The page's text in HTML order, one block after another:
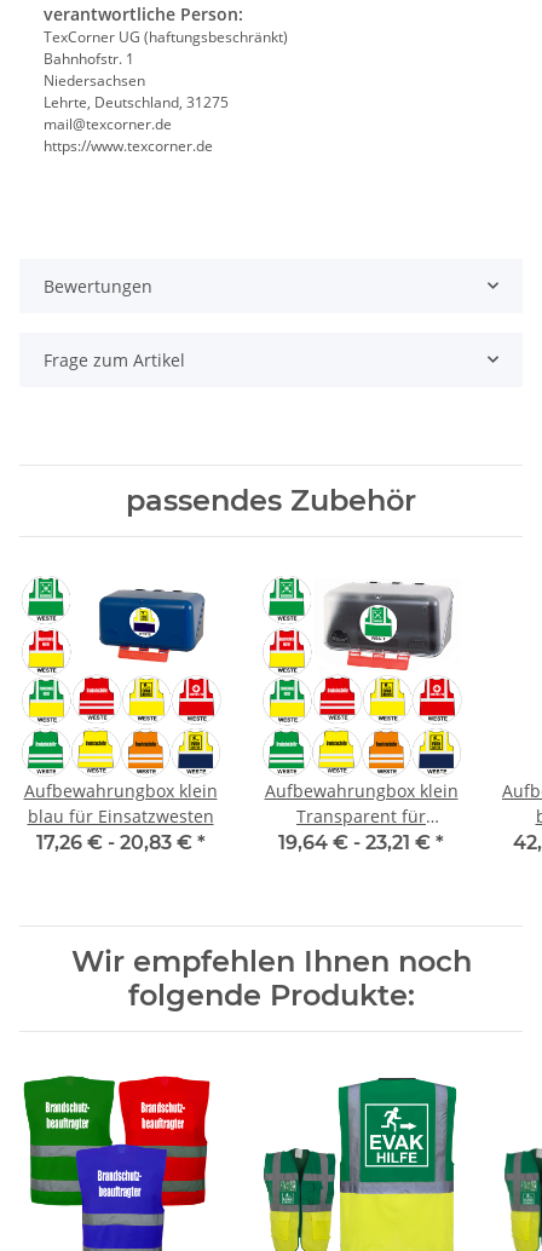
verantwortliche Person:
TexCorner UG (haftungsbeschränkt)
Bahnhofstr. 1
Niedersachsen
Lehrte, Deutschland, 31275
mail@texcorner.de
https://www.texcorner.de
Bewertungen
Frage zum Artikel
passendes Zubehör
Aufbewahrungbox klein
blau für Einsatzwesten
17,26 € - 20,83 € *
Aufbewahrungbox klein
Transparent für
Einsatzwesten
19,64 € - 23,21 € *
Wir empfehlen Ihnen noch
folgende Produkte: